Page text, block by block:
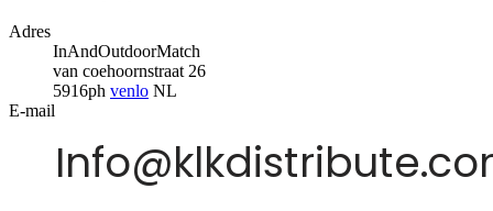
Adres
InAndOutdoorMatch
van coehoornstraat 26
5916ph venlo NL
E-mail